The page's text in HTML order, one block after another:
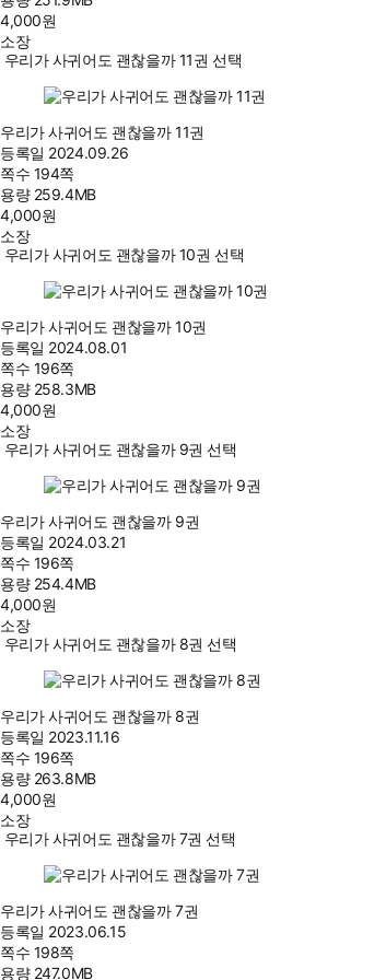
4,000원
소장
우리가 사귀어도 괜찮을까 11권 선택
우리가 사귀어도 괜찮을까 11권
등록일 2024.09.26
쪽수 194쪽
용량 259.4MB
4,000원
소장
우리가 사귀어도 괜찮을까 10권 선택
우리가 사귀어도 괜찮을까 10권
등록일 2024.08.01
쪽수 196쪽
용량 258.3MB
4,000원
소장
우리가 사귀어도 괜찮을까 9권 선택
우리가 사귀어도 괜찮을까 9권
등록일 2024.03.21
쪽수 196쪽
용량 254.4MB
4,000원
소장
우리가 사귀어도 괜찮을까 8권 선택
우리가 사귀어도 괜찮을까 8권
등록일 2023.11.16
쪽수 196쪽
용량 263.8MB
4,000원
소장
우리가 사귀어도 괜찮을까 7권 선택
우리가 사귀어도 괜찮을까 7권
등록일 2023.06.15
쪽수 198쪽
용량 247.0MB